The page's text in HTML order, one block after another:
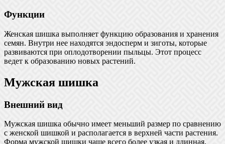
Функции
Женская шишка выполняет функцию образования и хранения
семян. Внутри нее находятся эндосперм и зиготы, которые
развиваются при оплодотворении пыльцы. Этот процесс
ведет к образованию новых растений.
Мужская шишка
Внешний вид
Мужская шишка обычно имеет меньший размер по сравнению
с женской шишкой и располагается в верхней части растения.
Форма мужской шишки чаще всего более узкая и длинная,